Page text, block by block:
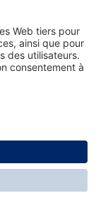
valeur
indication